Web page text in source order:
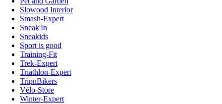
Slowood Interior
Smash-Expert
Sneak'In
Sneakids
Sport is good
Training-Fit
Trek-Expert
Triathlon-Expert
TripnBikers
Vélo-Store
Winter-Expert